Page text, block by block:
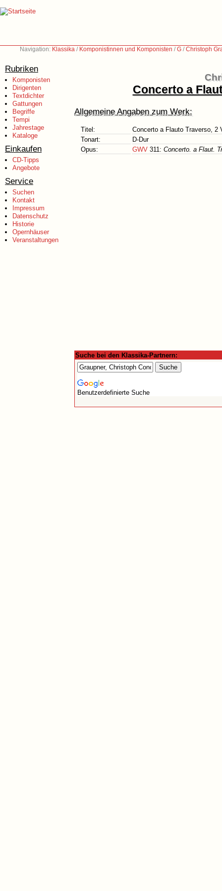
Navigation: Klassika / Komponistinnen und Komponisten /G /Christoph
Rubriken
Komponisten
Dirigenten
Textdichter
Gattungen
Begriffe
Tempi
Jahrestage
Kataloge
Einkaufen
CD-Tipps
Angebote
Service
Suchen
Kontakt
Impressum
Datenschutz
Historie
Opernhäuser
Veranstaltungen
Concerto a
Allgemeine Angaben zum Werk:
Titel:
Concerto a Flauto Traverso, 2
Tonart:
D-Dur
Opus:
GWV 311: Concerto. a Flaut.
Suche bei den Klassika-Partnern:
Benutzerdefinierte Suche